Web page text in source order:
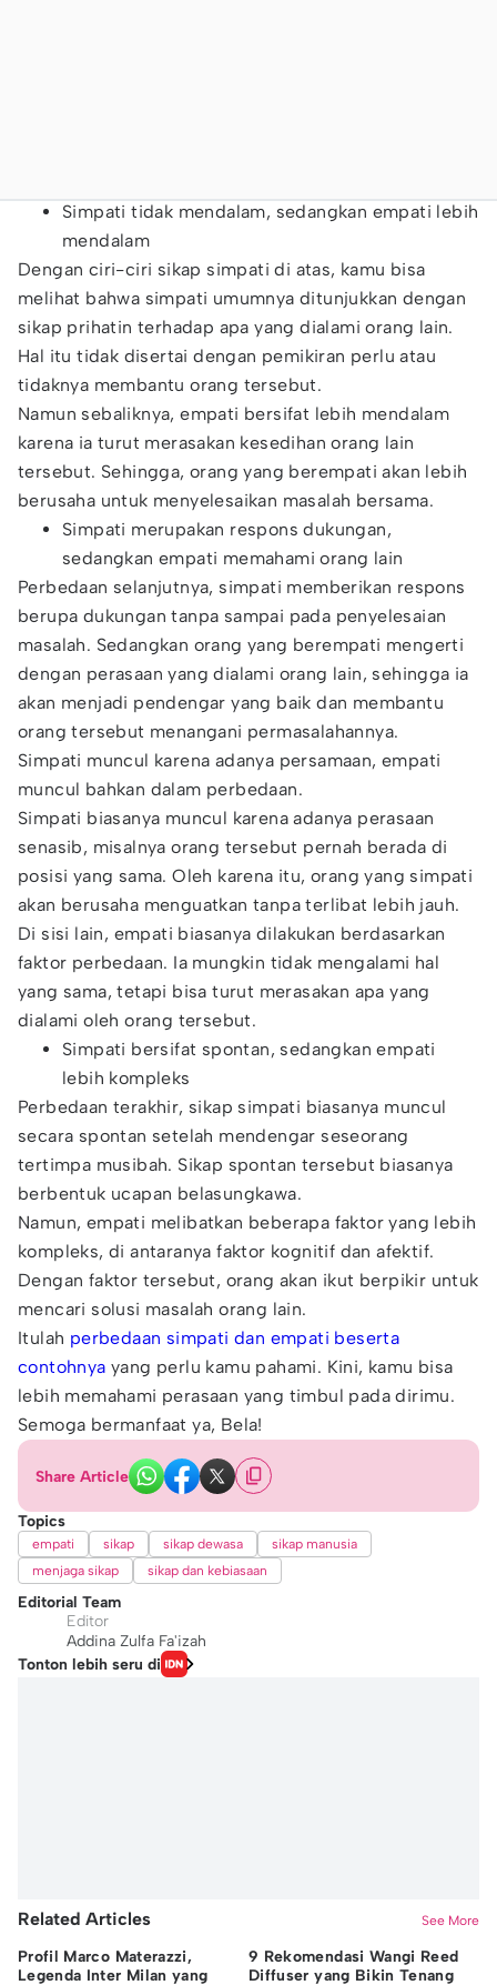
Simpati tidak mendalam, sedangkan empati lebih
mendalam
Dengan ciri-ciri sikap simpati di atas, kamu bisa
melihat bahwa simpati umumnya ditunjukkan dengan
sikap prihatin terhadap apa yang dialami orang lain.
Hal itu tidak disertai dengan pemikiran perlu atau
tidaknya membantu orang tersebut.
Namun sebaliknya, empati bersifat lebih mendalam
karena ia turut merasakan kesedihan orang lain
tersebut. Sehingga, orang yang berempati akan lebih
berusaha untuk menyelesaikan masalah bersama.
Simpati merupakan respons dukungan,
sedangkan empati memahami orang lain
Perbedaan selanjutnya, simpati memberikan respons
berupa dukungan tanpa sampai pada penyelesaian
masalah. Sedangkan orang yang berempati mengerti
dengan perasaan yang dialami orang lain, sehingga ia
akan menjadi pendengar yang baik dan membantu
orang tersebut menangani permasalahannya.
Simpati muncul karena adanya persamaan, empati
muncul bahkan dalam perbedaan.
Simpati biasanya muncul karena adanya perasaan
senasib, misalnya orang tersebut pernah berada di
posisi yang sama. Oleh karena itu, orang yang simpati
akan berusaha menguatkan tanpa terlibat lebih jauh.
Di sisi lain, empati biasanya dilakukan berdasarkan
faktor perbedaan. Ia mungkin tidak mengalami hal
yang sama, tetapi bisa turut merasakan apa yang
dialami oleh orang tersebut.
Simpati bersifat spontan, sedangkan empati
lebih kompleks
Perbedaan terakhir, sikap simpati biasanya muncul
secara spontan setelah mendengar seseorang
tertimpa musibah. Sikap spontan tersebut biasanya
berbentuk ucapan belasungkawa.
Namun, empati melibatkan beberapa faktor yang lebih
kompleks, di antaranya faktor kognitif dan afektif.
Dengan faktor tersebut, orang akan ikut berpikir untuk
mencari solusi masalah orang lain.
Itulah perbedaan simpati dan empati beserta
contohnya yang perlu kamu pahami. Kini, kamu bisa
lebih memahami perasaan yang timbul pada dirimu.
Semoga bermanfaat ya, Bela!
Share Article
Topics
empati sikap sikap dewasa
sikap manusia
menjaga sikap
sikap dan kebiasaan
Editorial Team
Editor
Addina Zulfa Fa'izah
Tonton lebih seru di
Related Articles See More
Profil Marco Materazzi,
Legenda Inter Milan yang
9 Rekomendasi Wangi Reed
Diffuser yang Bikin Tenang